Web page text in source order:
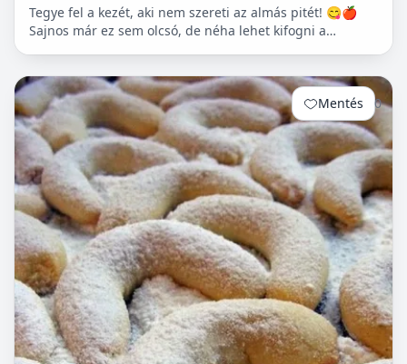
Tegye fel a kezét, aki nem szereti az almás pitét! 😋🍎
Sajnos már ez sem olcsó, de néha lehet kifogni a
Mentés 0